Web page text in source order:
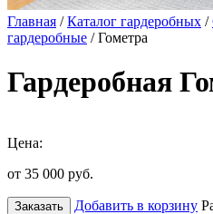
Главная /Каталог гардеробных /
гардеробные / Гометра
Гардеробная
Цена:
от 35 000 руб.
Заказать Добавить в корзину